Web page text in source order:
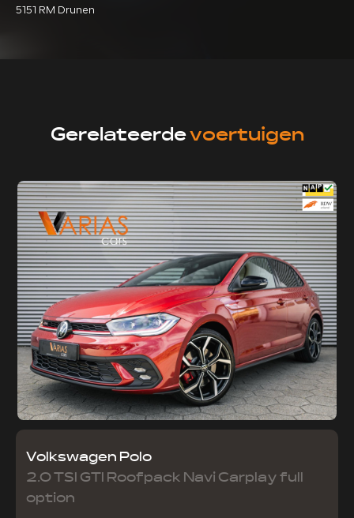
5151 RM Drunen
Gerelateerdevoertuigen
Volkswagen Polo
2.0 TSI GTI Roofpack Navi Carplay full
option